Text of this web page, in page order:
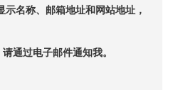
名称、邮箱地址和网站地址，
通过电子邮件通知我。